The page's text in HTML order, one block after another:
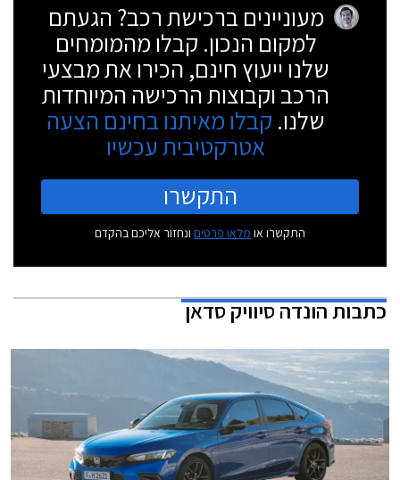
מעוניינים ברכישת רכב? הגעתם
למקום הנכון. קבלו מהמומחים
שלנו ייעוץ חינם, הכירו את מבצעי
הרכב וקבוצות הרכישה המיוחדות
שלנו. קבלו מאיתנו בחינם הצעה
אטרקטיבית עכשיו
התקשרו
התקשרו או מלאו פרטים ונחזור אליכם בהקדם
כתבותהונדה סיוויק סדאן